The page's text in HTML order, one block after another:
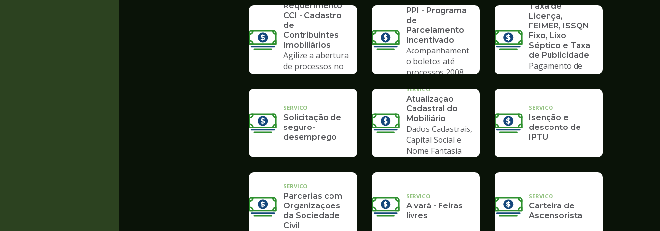
Requerimento
CCI - Cadastro
de
Contribuintes
Imobiliários
Agilize a abertura
de processos no
Poupatempo
PPI - Programa
de
Parcelamento
Incentivado
Acompanhament
o boletos até
processos 2008
Taxa de
Licença,
FEIMER, ISSQN
Fixo, Lixo
Séptico e Taxa
de Publicidade
Pagamento de
Boleto
SERVICO
Solicitação de
seguro-
desemprego
SERVICO
Atualização
Cadastral do
Mobiliário
Dados Cadastrais,
Capital Social e
Nome Fantasia
SERVICO
Isenção e
desconto de
IPTU
SERVICO
Parcerias com
Organizações
da Sociedade
Civil
SERVICO
Alvará - Feiras
livres
SERVICO
Carteira de
Ascensorista